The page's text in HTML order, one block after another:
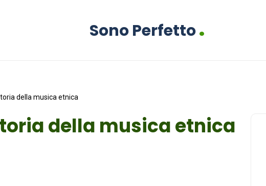
Sono Perfetto.
della musica etnica
della musica etnica